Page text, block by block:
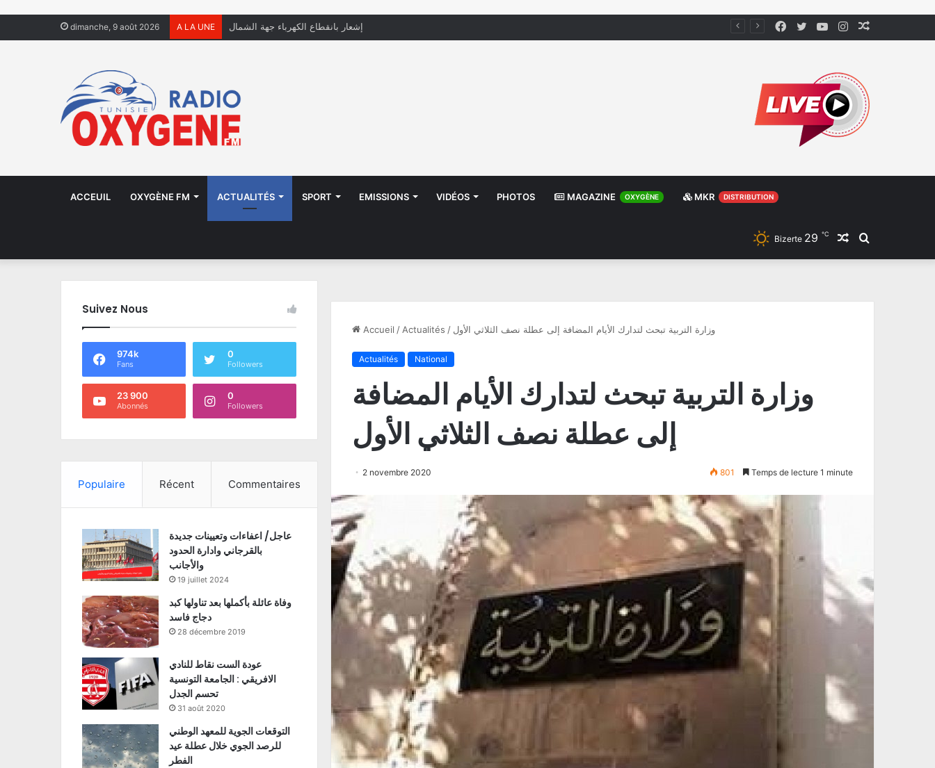
dimanche, 9 août 2026 A LA UNE منظّمة تدعو السلطات إلى التدخل بعد تداول صور أطفال يعيشون في الشوارع Instagram
YouTube
Twitter
Facebook
ACCEUIL OXYGÈNE FM ACTUALITÉS SPORT EMISSIONS VIDÉOS PHOTOS MAGAZINE OXYGÈNE MKR DISTRIBUTION
Rechercher
Article
Bizerte 29 ℃
Accueil / Actualités / وزارة التربية تبحث لتدارك الأيام المضافة إلى عطلة نصف الثلاثي الأول
Actualités National
وزارة التربية تبحث لتدارك الأيام المضافة
إلى عطلة نصف الثلاثي الأول
2 novembre 2020 801 Temps de lecture 1 minute
Suivez Nous
974k
Fans
0
Followers
23 900
Abonnés
0
Followers
Populaire Récent Commentaires
عاجل/ اعفاءات وتعيينات جديدة
بالقرجاني وادارة الحدود
والأجانب
19 juillet 2024
وفاة عائلة بأكملها بعد تناولها كبد
دجاج فاسد
28 décembre 2019
عودة الست نقاط للنادي
الافريقي : الجامعة التونسية
تحسم الجدل
31 août 2020
التوقعات الجوية للمعهد الوطني
للرصد الجوي خلال عطلة عيد
الفطر